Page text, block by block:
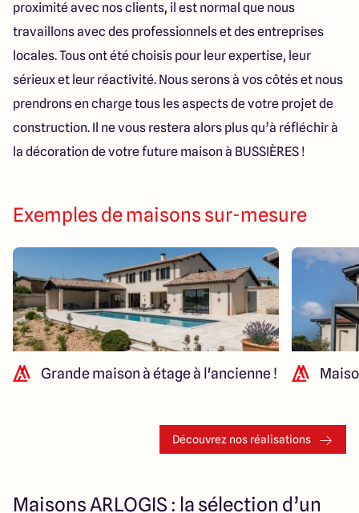
proximité avec nos clients, il est normal que nous
travaillons avec des professionnels et des entreprises
locales. Tous ont été choisis pour leur expertise, leur
sérieux et leur réactivité. Nous serons à vos côtés et nous
prendrons en charge tous les aspects de votre projet de
construction. Il ne vous restera alors plus qu’à réfléchir à
la décoration de votre future maison à BUSSIÈRES !
Exemples de maisons sur-mesure
Grande maison à étage à l'ancienne !
Découvrez nos réalisations
Maisons ARLOGIS : la sélection d’un